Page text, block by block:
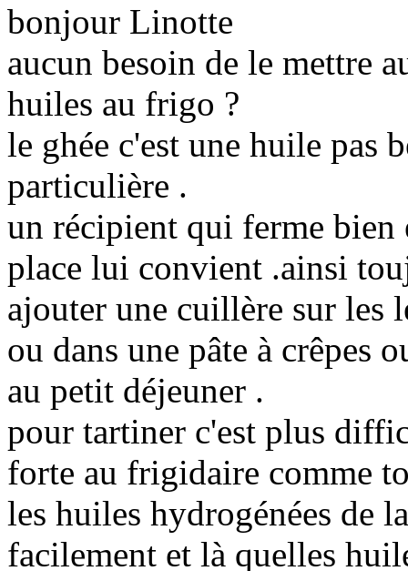
bonjour Linotte
aucun besoin de le mettre
huiles au frigo ?
le ghée c'est une huile pas
particulière .
un récipient qui ferme bien
place lui convient .ainsi
ajouter une cuillère sur les
ou dans une pâte à crêpes
au petit déjeuner .
pour tartiner c'est plus
forte au frigidaire comme
les huiles hydrogénées de
facilement et là quelles